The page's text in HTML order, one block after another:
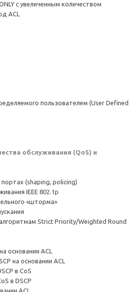
с увеличенным количеством
ACL
пользователем (User Defined
обслуживания (QoS) и
(shaping, policing)
IEEE 802.1p
«шторма»
Strict Priority/Weighted Round
основании ACL
на основании ACL
в CoS
в DSCP